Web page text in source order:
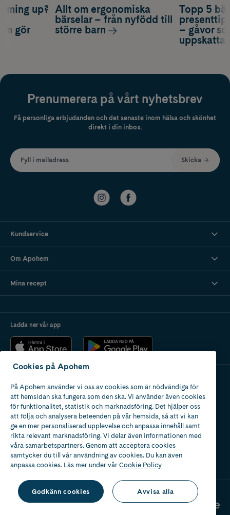
Topp 5
– gåvor
up?
gör
Allt om ergonomiska
bärselar – från nyfödd till
större barn
Prenumerera på vårt nyhetsbrev
Få personliga erbjudanden och det senaste inom hälsa och skönhet
direkt i din inbox.
Fyll i mailadress Skicka
Kundservice
Om Apohem
Mina recept
Ladda ner vår app
Apotek med tillstånd
av Läkemedelsverket
Cookies på Apohem
På Apohem använder vi oss av cookies som är nödvändiga för
att hemsidan ska fungera som den ska. Vi använder även cookies
för funktionalitet, statistik och marknadsföring. Det hjälper oss
att följa och analysera beteenden på vår hemsida, så att vi kan
ge en mer personaliserad upplevelse och anpassa innehåll samt
rikta relevant marknadsföring. Vi delar även informationen med
våra samarbetspartners. Genom att acceptera cookies
samtycker du till vår användning av cookies. Du kan även
anpassa cookies. Läs mer under vårCookie Policy
Godkänn cookies Avvisa alla